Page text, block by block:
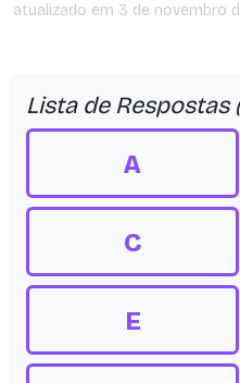
atualizado em 3 de novembro
Lista de Respostas
A
C
E